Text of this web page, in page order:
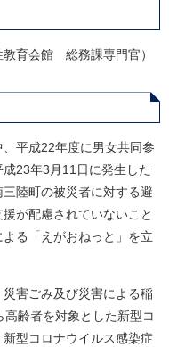
育会館 総務課専門官）
平成22年度に男女共同参
23年3月11日に発生した
陸町の被災者に対する避
が配慮されていないこと
る「えがおねっと」を立
害ごみ及び災害による稲
齢者を対象とした新型コ
型コロナウイルス感染症